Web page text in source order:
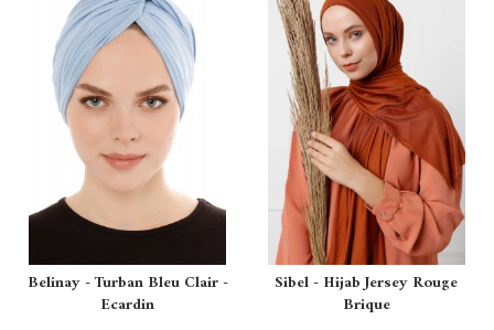
Belinay - Turban Bleu Clair -
Ecardin
Sibel - Hijab Jersey Rouge
Brique